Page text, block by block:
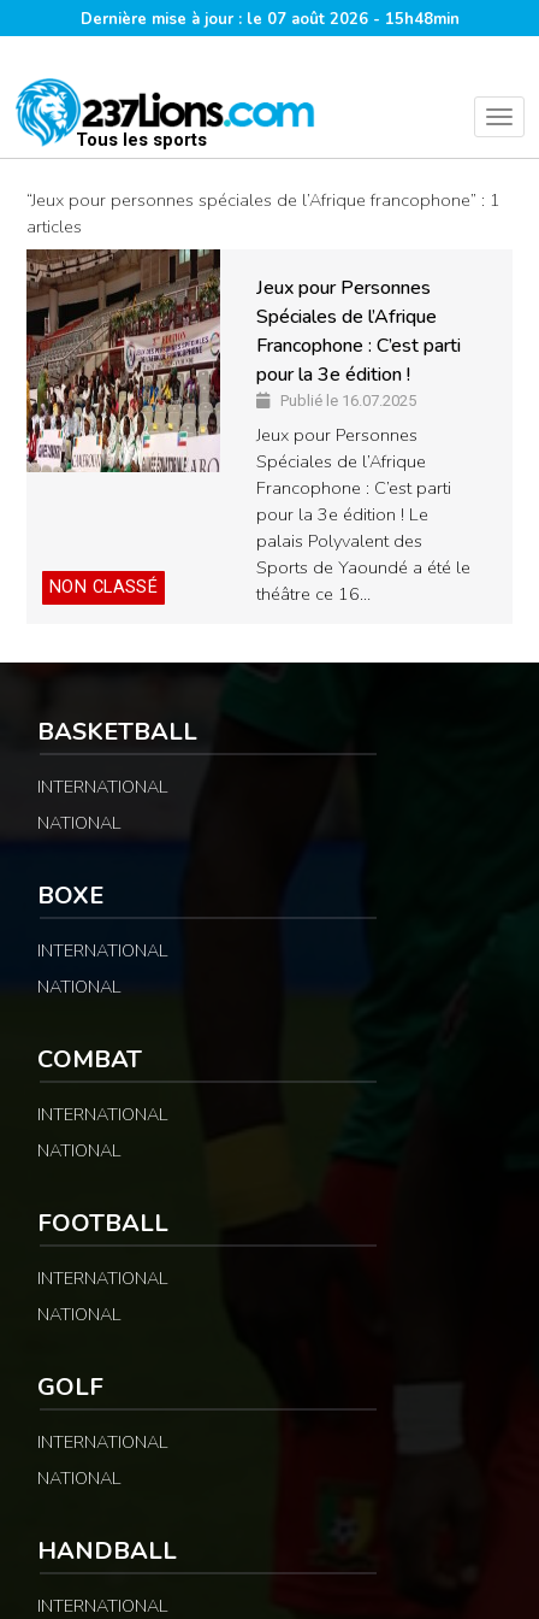
Dernière mise à jour : le 07 août 2026 - 15h48min
Tous les sports
“Jeux pour personnes spéciales de l’Afrique francophone” : 1
articles
NON CLASSÉ
Jeux pour Personnes
Spéciales de l’Afrique
Francophone : C’est parti
pour la 3e édition !
Publié le 16.07.2025
Jeux pour Personnes
Spéciales de l’Afrique
Francophone : C’est parti
pour la 3e édition ! Le
palais Polyvalent des
Sports de Yaoundé a été le
théâtre ce 16…
BASKETBALL
INTERNATIONAL
NATIONAL
BOXE
INTERNATIONAL
NATIONAL
COMBAT
INTERNATIONAL
NATIONAL
FOOTBALL
INTERNATIONAL
NATIONAL
GOLF
INTERNATIONAL
NATIONAL
HANDBALL
INTERNATIONAL